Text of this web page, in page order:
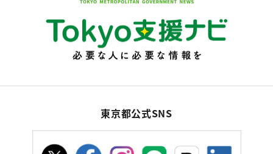
東京都公式SNS